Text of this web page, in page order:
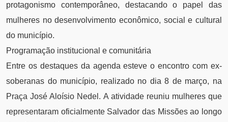
protagonismo contemporâneo, destacando o papel das
mulheres no desenvolvimento econômico, social e cultural
do município.
Programação institucional e comunitária
Entre os destaques da agenda esteve o encontro com ex-
soberanas do município, realizado no dia 8 de março, na
Praça José Aloísio Nedel. A atividade reuniu mulheres que
representaram oficialmente Salvador das Missões ao longo